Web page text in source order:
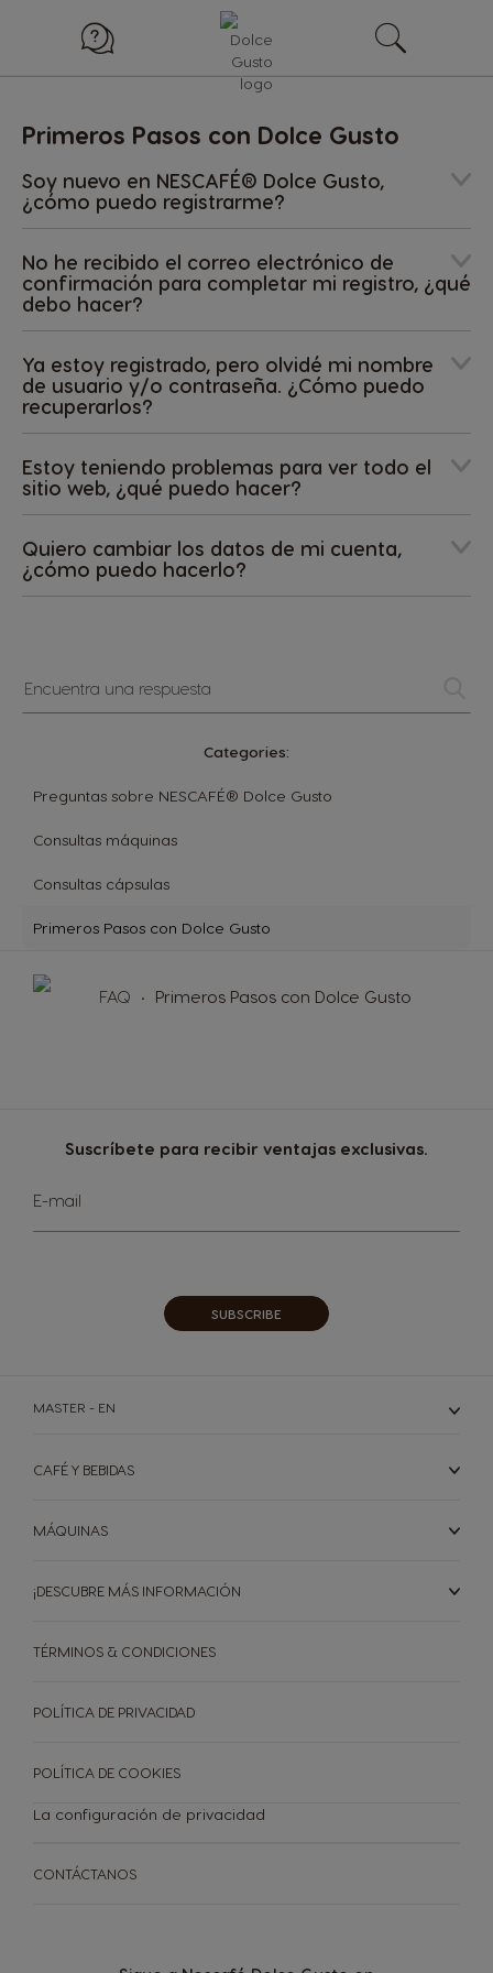
Primeros Pasos con Dolce Gusto
Soy nuevo en NESCAFÉ® Dolce Gusto,
¿cómo puedo registrarme?
No he recibido el correo electrónico de
confirmación para completar mi registro, ¿qué
debo hacer?
Ya estoy registrado, pero olvidé mi nombre
de usuario y/o contraseña. ¿Cómo puedo
recuperarlos?
Estoy teniendo problemas para ver todo el
sitio web, ¿qué puedo hacer?
Quiero cambiar los datos de mi cuenta,
¿cómo puedo hacerlo?
una
respuesta
Categories:
Preguntas sobre NESCAFÉ® Dolce Gusto
Consultas máquinas
Consultas cápsulas
Primeros Pasos con Dolce Gusto
FAQ Primeros Pasos con Dolce Gusto
Suscríbete para recibir ventajas exclusivas.
Sign
Up
for
E-mail
SUBSCRIBE
MASTER - EN
CAFÉ Y BEBIDAS
MÁQUINAS
¡DESCUBRE MÁS INFORMACIÓN
CONTÁCTANOS
TÉRMINOS & CONDICIONES
POLÍTICA DE PRIVACIDAD
POLÍTICA DE COOKIES
La configuración de privacidad